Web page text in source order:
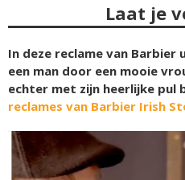
Laat je
In deze reclame van
een man door een mooie
echter met zijn heerlijke pul
reclames van Barbier Irish